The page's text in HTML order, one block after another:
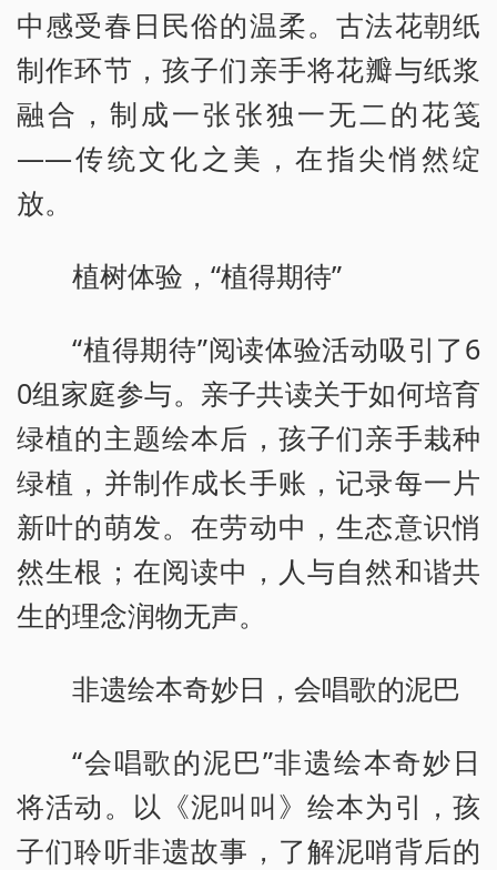
中感受春日民俗的温柔。古法花朝纸
制作环节，孩子们亲手将花瓣与纸浆
融合，制成一张张独一无二的花笺
——传统文化之美，在指尖悄然绽
放。
植树体验，“植得期待”
“植得期待”阅读体验活动吸引了6
0组家庭参与。亲子共读关于如何培育
绿植的主题绘本后，孩子们亲手栽种
绿植，并制作成长手账，记录每一片
新叶的萌发。在劳动中，生态意识悄
然生根；在阅读中，人与自然和谐共
生的理念润物无声。
非遗绘本奇妙日，会唱歌的泥巴
“会唱歌的泥巴”非遗绘本奇妙日
将活动。以《泥叫叫》绘本为引，孩
子们聆听非遗故事，了解泥哨背后的